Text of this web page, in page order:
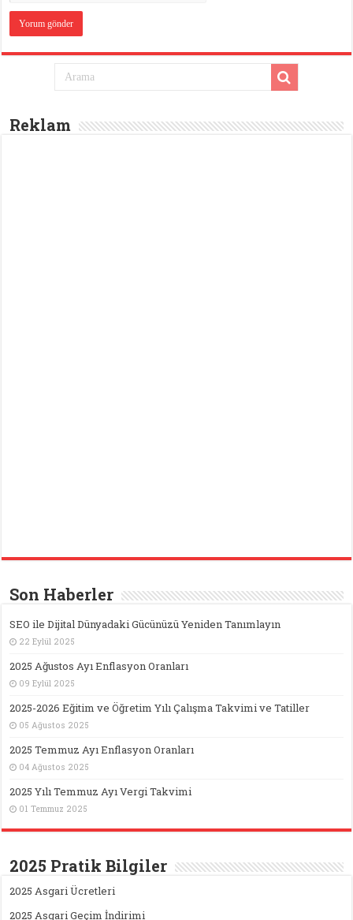
Reklam
Son Haberler
SEO ile Dijital Dünyadaki Gücünüzü Yeniden Tanımlayın
22 Eylül 2025
2025 Ağustos Ayı Enflasyon Oranları
09 Eylül 2025
2025-2026 Eğitim ve Öğretim Yılı Çalışma Takvimi ve Tatiller
05 Ağustos 2025
2025 Temmuz Ayı Enflasyon Oranları
04 Ağustos 2025
2025 Yılı Temmuz Ayı Vergi Takvimi
01 Temmuz 2025
2025 Pratik Bilgiler
2025 Asgari Ücretleri
2025 Asgari Geçim İndirimi